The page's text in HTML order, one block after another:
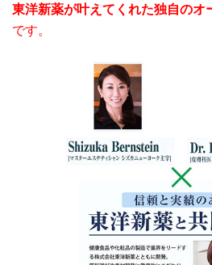
東洋新薬が叶えてくれた独自のオ
です。